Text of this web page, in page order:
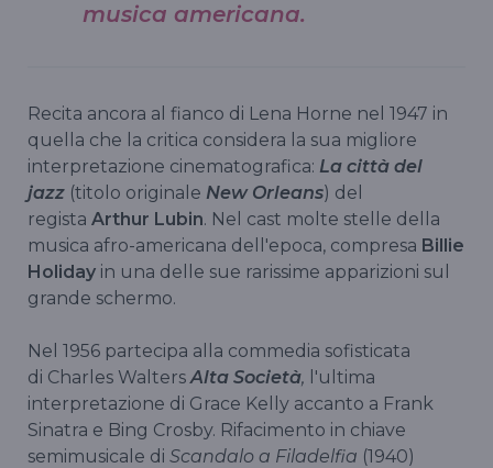
musica americana.
Recita ancora al fianco di Lena Horne nel 1947 in
quella che la critica considera la sua migliore
interpretazione cinematografica: La città del
jazz (titolo originale New Orleans) del
regista Arthur Lubin. Nel cast molte stelle della
musica afro-americana dell'epoca, compresa Billie
Holiday in una delle sue rarissime apparizioni sul
grande schermo.
Nel 1956 partecipa alla commedia sofisticata
di Charles WaltersAlta Società, l'ultima
interpretazione di Grace Kelly accanto a Frank
Sinatra e Bing Crosby. Rifacimento in chiave
semimusicale di Scandalo a Filadelfia (1940)